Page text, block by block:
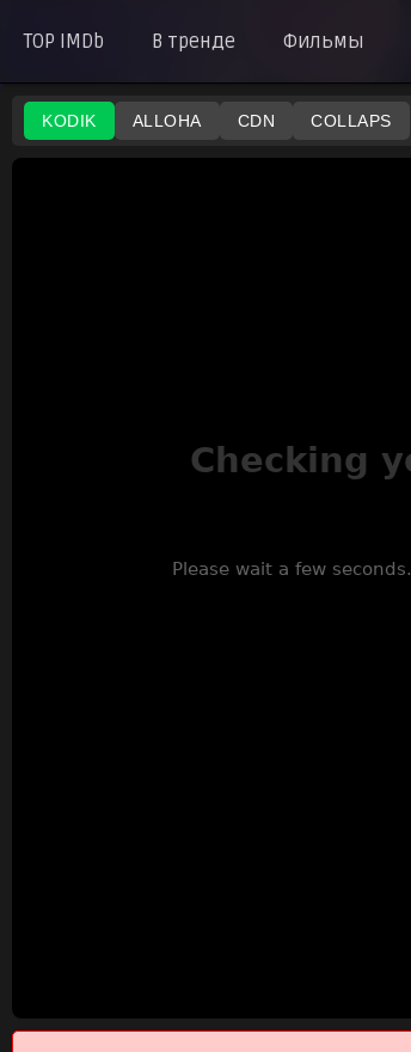
TOP IMDb В тренде Фильмы
KODIK ALLOHA CDN COLLAPS